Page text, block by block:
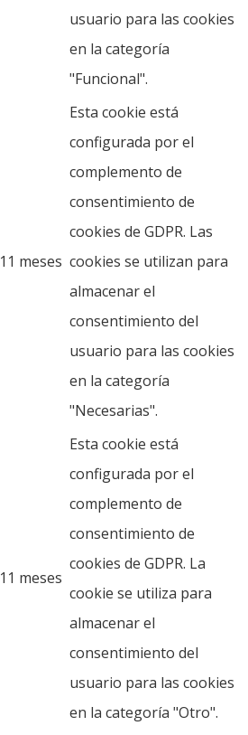
usuario para las cookies
en la categoría
"Funcional".
11 meses
Esta cookie está
configurada por el
complemento de
consentimiento de
cookies de GDPR. Las
cookies se utilizan para
almacenar el
consentimiento del
usuario para las cookies
en la categoría
"Necesarias".
11 meses
Esta cookie está
configurada por el
complemento de
consentimiento de
cookies de GDPR. La
cookie se utiliza para
almacenar el
consentimiento del
usuario para las cookies
en la categoría "Otro".